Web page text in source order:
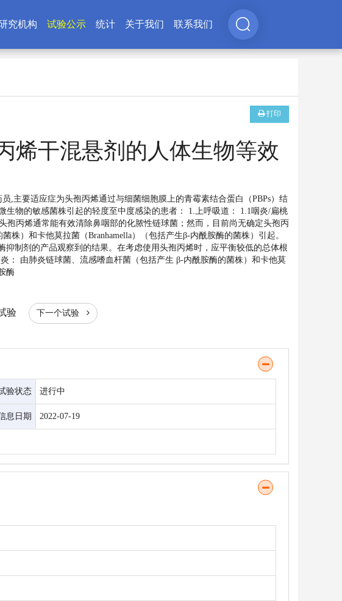
究机构 试验公示 统计 关于我们 联系我们
打印
烯干混悬剂的人体生物等效
,主要适应症为头孢丙烯通过与细菌细胞膜上的青霉素结合蛋白（PBPs）结
物的敏感菌株引起的轻度至中度感染的患者： 1.上呼吸道： 1.1咽炎/扁桃
丙烯通常能有效清除鼻咽部的化脓性链球菌；然而，目前尚无确定头孢丙
）和卡他莫拉菌（Branhamella）（包括产生β-内酰胺酶的菌株）引起。
制剂的产品观察到的结果。在考虑使用头孢丙烯时，应平衡较低的总体根
： 由肺炎链球菌、流感嗜血杆菌（包括产生 β-内酰胺酶的菌株）和卡他莫
酶
验 下一个试验
验状态 进行中
息日期 2022-07-19